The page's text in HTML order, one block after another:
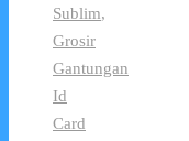
Sublim,
Grosir
Gantungan
Id
Card